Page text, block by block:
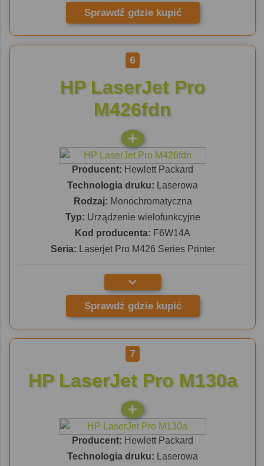
Sprawdź gdzie kupić
6
HP LaserJet Pro
M426fdn
Producent: Hewlett Packard
Technologia druku: Laserowa
Rodzaj: Monochromatyczna
Typ: Urządzenie wielofunkcyjne
Kod producenta: F6W14A
Seria: Laserjet Pro M426 Series Printer
Sprawdź gdzie kupić
7
HP LaserJet Pro M130a
Producent: Hewlett Packard
Technologia druku: Laserowa